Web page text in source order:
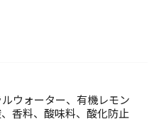
ウォーター、有機レモン
香料、酸味料、酸化防止